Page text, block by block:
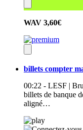
WAV 3,60€
billets compter
00:22 - LESF |
billets de banque
aligné…